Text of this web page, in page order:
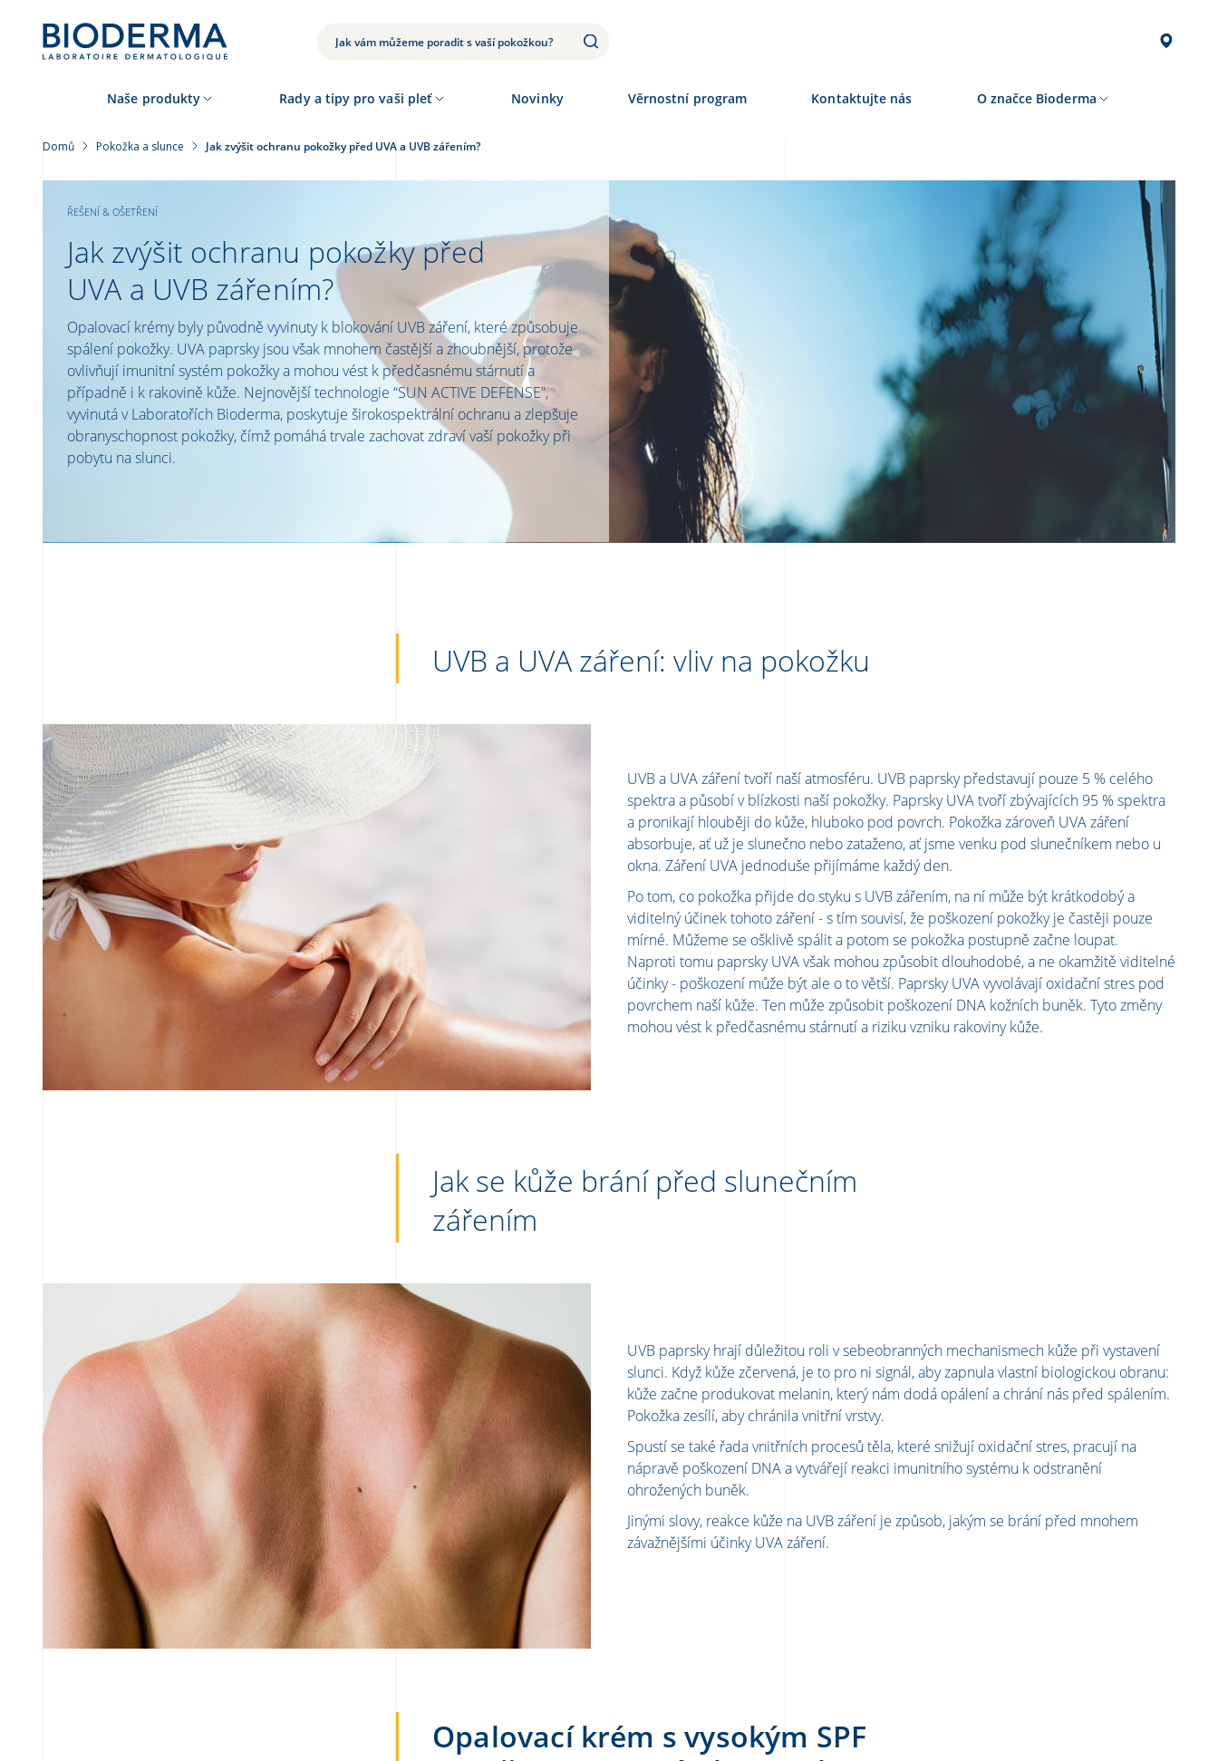
Naše produkty Rady a tipy pro vaši pleť Novinky Věrnostní program Kontaktujte nás O značce Bioderma
Domů Pokožka a slunce Jak zvýšit ochranu pokožky před UVA a UVB zářením?
ŘEŠENÍ & OŠETŘENÍ
Jak zvýšit ochranu pokožky před
UVA a UVB zářením?
Opalovací krémy byly původně vyvinuty k blokování UVB záření, které způsobuje
spálení pokožky. UVA paprsky jsou však mnohem častější a zhoubnější, protože
ovlivňují imunitní systém pokožky a mohou vést k předčasnému stárnutí a
případně i k rakovině kůže. Nejnovější technologie “SUN ACTIVE DEFENSE”,
vyvinutá v Laboratořích Bioderma, poskytuje širokospektrální ochranu a zlepšuje
obranyschopnost pokožky, čímž pomáhá trvale zachovat zdraví vaší pokožky při
pobytu na slunci.
UVB a UVA záření: vliv na pokožku
UVB a UVA záření tvoří naší atmosféru. UVB paprsky představují pouze 5 % celého
spektra a působí v blízkosti naší pokožky. Paprsky UVA tvoří zbývajících 95 % spektra
a pronikají hlouběji do kůže, hluboko pod povrch. Pokožka zároveň UVA záření
absorbuje, ať už je slunečno nebo zataženo, ať jsme venku pod slunečníkem nebo u
okna. Záření UVA jednoduše přijímáme každý den.
Po tom, co pokožka přijde do styku s UVB zářením, na ní může být krátkodobý a
viditelný účinek tohoto záření - s tím souvisí, že poškození pokožky je častěji pouze
mírné. Můžeme se ošklivě spálit a potom se pokožka postupně začne loupat.
Naproti tomu paprsky UVA však mohou způsobit dlouhodobé, a ne okamžitě viditelné
účinky - poškození může být ale o to větší. Paprsky UVA vyvolávají oxidační stres pod
povrchem naší kůže. Ten může způsobit poškození DNA kožních buněk. Tyto změny
mohou vést k předčasnému stárnutí a riziku vzniku rakoviny kůže.
Jak se kůže brání před slunečním
zářením
UVB paprsky hrají důležitou roli v sebeobranných mechanismech kůže při vystavení
slunci. Když kůže zčervená, je to pro ni signál, aby zapnula vlastní biologickou obranu:
kůže začne produkovat melanin, který nám dodá opálení a chrání nás před spálením.
Pokožka zesílí, aby chránila vnitřní vrstvy.
Spustí se také řada vnitřních procesů těla, které snižují oxidační stres, pracují na
nápravě poškození DNA a vytvářejí reakci imunitního systému k odstranění
ohrožených buněk.
Jinými slovy, reakce kůže na UVB záření je způsob, jakým se brání před mnohem
závažnějšími účinky UVA záření.
Opalovací krém s vysokým SPF